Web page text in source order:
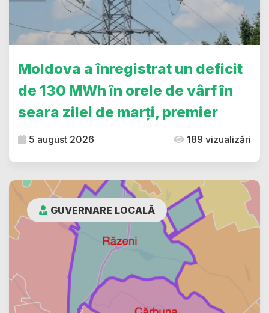
Moldova a înregistrat un deficit
de 130 MWh în orele de vârf în
seara zilei de marți, premier
5 august 2026 189 vizualizări
GUVERNARE LOCALĂ